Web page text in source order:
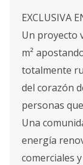
EXCLUSIVA
Un proyecto
m²
totalmente
del corazón
personas
Una
energía
comerciales